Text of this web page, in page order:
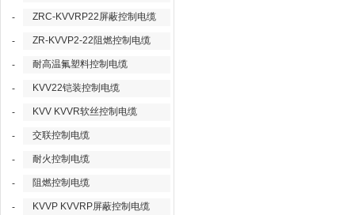
- ZRC-KVVRP22屏蔽控制电缆
- ZR-KVVP2-22阻燃控制电缆
- 耐高温氟塑料控制电缆
- KVV22铠装控制电缆
- KVV KVVR软丝控制电缆
- 交联控制电缆
- 耐火控制电缆
- 阻燃控制电缆
- KVVP KVVRP屏蔽控制电缆